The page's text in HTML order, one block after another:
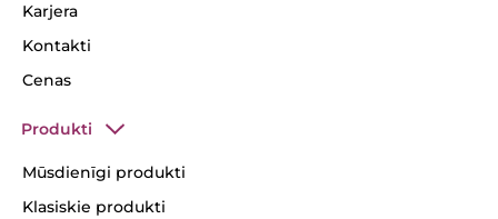
Karjera
Kontakti
Cenas
Produkti
Mūsdienīgi produkti
Klasiskie produkti